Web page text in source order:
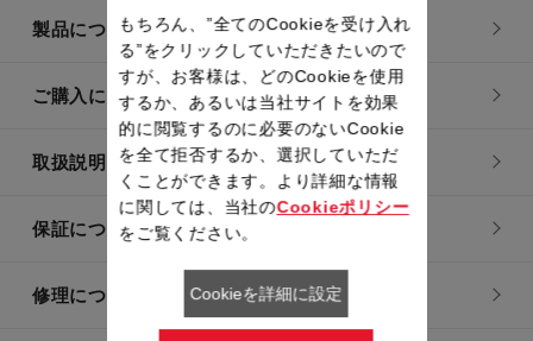
製品についてのお問い合わせ
ご購入についてのお問い合わせ
取扱説明書
保証について
修理について
もちろん、”全てのCookieを受け入れ
る”をクリックしていただきたいので
すが、お客様は、どのCookieを使用
するか、あるいは当社サイトを効果
的に閲覧するのに必要のないCookie
を全て拒否するか、選択していただ
くことができます。より詳細な情報
に関しては、当社のCookieポリシー
をご覧ください。
Cookieを詳細に設定